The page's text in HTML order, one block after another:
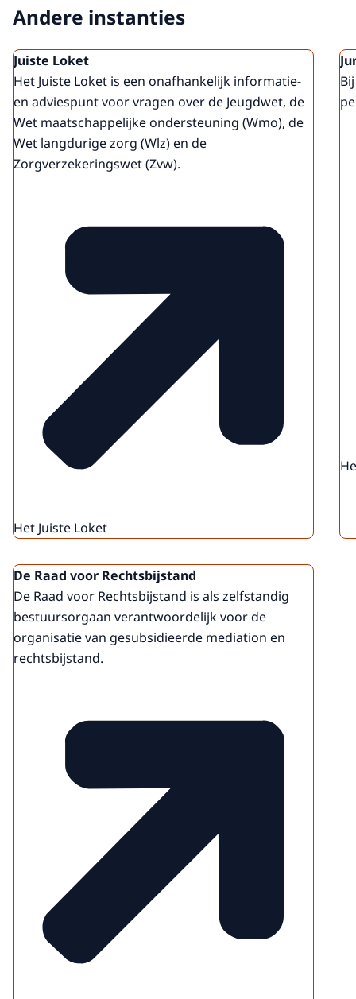
Andere instanties
Juiste Loket
Het Juiste Loket is een onafhankelijk informatie-
en adviespunt voor vragen over de Jeugdwet, de
Wet maatschappelijke ondersteuning (Wmo), de
Wet langdurige zorg (Wlz) en de
Zorgverzekeringswet (Zvw).
Het Juiste Loket
De Raad voor Rechtsbijstand
De Raad voor Rechtsbijstand is als zelfstandig
bestuursorgaan verantwoordelijk voor de
organisatie van gesubsidieerde mediation en
rechtsbijstand.